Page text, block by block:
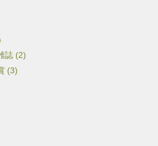
誌 (2)
(3)